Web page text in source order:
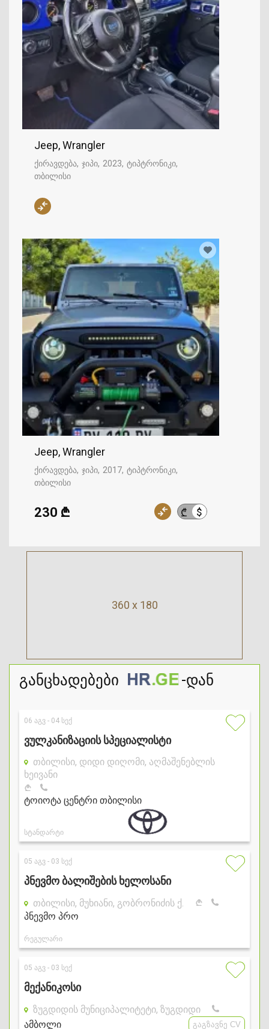
Jeep, Wrangler
ქირავდება ჯიპი 2023 ტიპტრონიკი
თბილისი
Jeep, Wrangler
ქირავდება ჯიპი 2017 ტიპტრონიკი
თბილისი
₾ $
230 ₾
360 x 180